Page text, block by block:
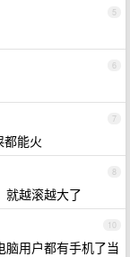
5
6
7
能火
8
就越滚越大了
10
脑用户都有手机了当